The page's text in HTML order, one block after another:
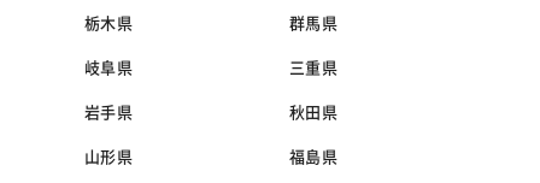
栃木県 群馬県
岐阜県 三重県
岩手県 秋田県
山形県 福島県